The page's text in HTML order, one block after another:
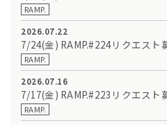
RAMP.
2026.07.22
7/24(金) RAMP.#224リクエスト
RAMP.
2026.07.16
7/17(金) RAMP.#223リクエスト
RAMP.